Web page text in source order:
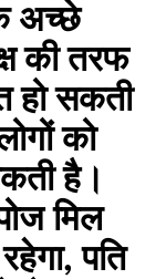
अच्छे
की तरफ
हो सकती
को
है।
मिल
पति